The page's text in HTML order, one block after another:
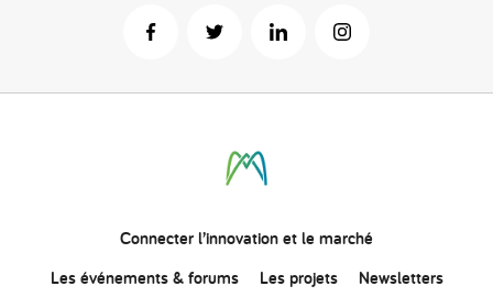
Connecterl’innovationet le marché
Les événements & forums
Les projets
Newsletters